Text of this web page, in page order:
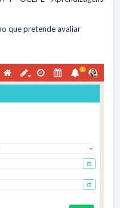
que pretende avaliar